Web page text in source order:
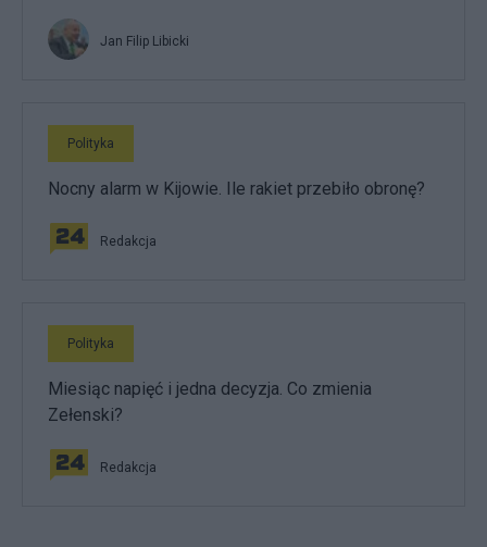
Jan Filip Libicki
Polityka
Nocny alarm w Kijowie. Ile rakiet przebiło obronę?
Redakcja
Polityka
Miesiąc napięć i jedna decyzja. Co zmienia
Zełenski?
Redakcja